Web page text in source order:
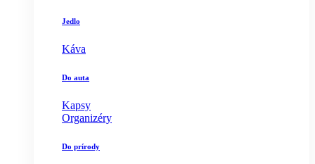
Jedlo
Káva
Do auta
Kapsy
Organizéry
Do prírody